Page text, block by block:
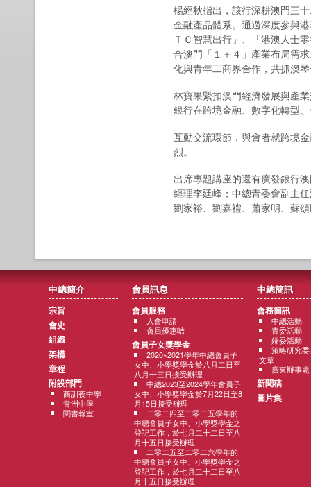
楊經秋指出，該行深耕澳門三
金融產品體系。通過深度參與
ＴＣ智慧出行」、「港澳人士
合澳門「１＋４」產業布局需
化與青年工商界合作，共抓澳
林寶果緊扣澳門經濟發展與產
銀行在跨境金融、數字化轉型
互動交流環節，與會者就跨境
烈。
出席專題講座的還有廣發銀行
經理李廷峰；中總青委會副主
劉家裕、劉嘉禮、蕭家明、蘇
中總簡介
宗旨
會史
組織
架構
章程
附設部門
商訓夜中學
青洲中學
閱書報室
會員訊息
會員服務
入會申請
會員優惠咭
會員子女獎學金
2020~2021學年中總會員子
女中、小學獎學金於八月二日至
八月十三日接受辦理
中總2023至2024學年會員子
女中、小學獎學金於7月22日至8
月15日接受辦理
二零二四至二零二五學年的
中總會員子女中、小學獎學金之
登記工作，於七月二十二日至八
月十五日接受辦理
二零二五至二零二六學年的
中總會員子女中、小學獎學金之
登記工作，於七月二十二日至八
月十五日接受辦理
中總簡訊
會務簡訊
中總活動
青委活動
婦委活動
策略研究
文章
廣東辦事處
新聞稿
圖片集